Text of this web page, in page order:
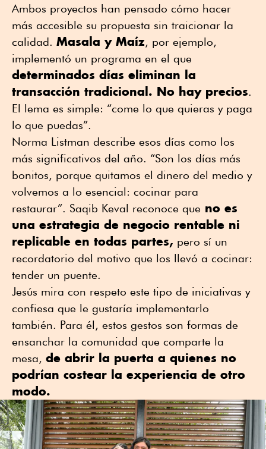
Ambos proyectos han pensado cómo hacer
más accesible su propuesta sin traicionar la
calidad. Masala y Maíz, por ejemplo,
implementó un programa en el que
determinados días eliminan la
transacción tradicional. No hay precios.
El lema es simple: “come lo que quieras y paga
lo que puedas”.
Norma Listman describe esos días como los
más significativos del año. “Son los días más
bonitos, porque quitamos el dinero del medio y
volvemos a lo esencial: cocinar para
restaurar”. Saqib Keval reconoce que no es
una estrategia de negocio rentable ni
replicable en todas partes, pero sí un
recordatorio del motivo que los llevó a cocinar:
tender un puente.
Jesús mira con respeto este tipo de iniciativas y
confiesa que le gustaría implementarlo
también. Para él, estos gestos son formas de
ensanchar la comunidad que comparte la
mesa, de abrir la puerta a quienes no
podrían costear la experiencia de otro
modo.